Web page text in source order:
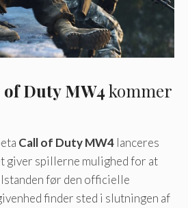
Duty MW4kommer
Call of Duty MW4 lanceres
giver spillerne mulighed for at
før den officielle
finder sted i slutningen af